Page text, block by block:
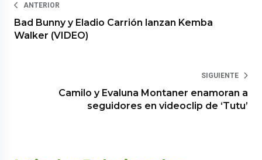
ANTERIOR
Bad Bunny y Eladio Carrión lanzan Kemba
Walker (VIDEO)
SIGUIENTE
Camilo y Evaluna Montaner enamoran a
seguidores en videoclip de ‘Tutu’